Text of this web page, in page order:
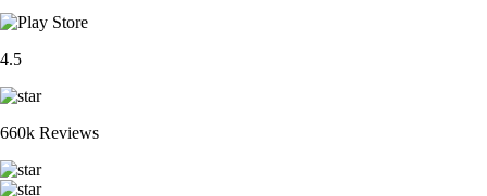
4.5
660k Reviews